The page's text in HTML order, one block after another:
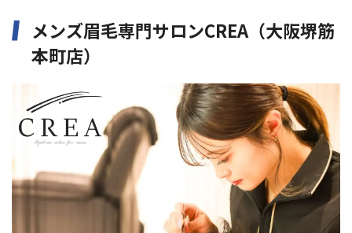
メンズ眉毛専門サロンCREA（大阪堺筋
本町店）